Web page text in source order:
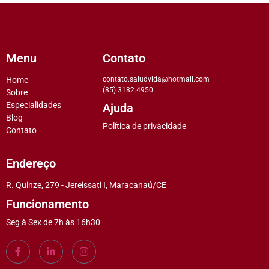
Menu
Home
Sobre
Especialidades
Blog
Contato
Contato
contato.saludvida@hotmail.com
(85) 3182.4950
Ajuda
Política de privacidade
Endereço
R. Quinze, 279 - Jereissati I, Maracanaú/CE
Funcionamento
Seg à Sex de 7h às 16h30